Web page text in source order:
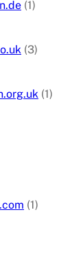
(1)
(3)
(1)
(1)